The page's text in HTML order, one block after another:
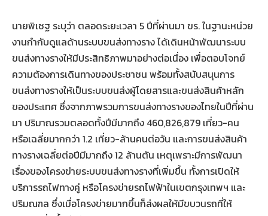
นายพิเชฐ ระบุว่า ตลอดระยะเวลา 5 ปีที่ผ่านมา ขร. ในฐานะหน่วย
งานกำกับดูแลด้านระบบขนส่งทางราง ได้เดินหน้าพัฒนาระบบ
ขนส่งทางรางให้มีประสิทธิภาพมาอย่างต่อเนื่อง เพื่อตอบโจทย์
ความต้องการเดินทางของประชาชน พร้อมทั้งสนับสนุนการ
ขนส่งทางรางให้เป็นระบบขนส่งผู้โดยสารและขนส่งสินค้าหลัก
ของประเทศ ซึ่งจากภาพรวมการขนส่งทางรางของไทยในปีที่ผ่าน
มา ปริมาณรวมตลอดทั้งปีมีมากถึง 460,826,879 เที่ยว-คน
หรือเฉลี่ยมากกว่า 1.2 เที่ยว-ล้านคนต่อวัน และการขนส่งสินค้า
ทางรางเฉลี่ยต่อปีมีมากถึง 12 ล้านตัน เหตุเพราะมีการพัฒนา
เรื่องของโครงข่ายระบบขนส่งทางรางที่เพิ่มขึ้น ทั้งการเปิดให้
บริการรถไฟทางคู่ หรือโครงข่ายรถไฟฟ้าในเขตกรุงเทพฯ และ
ปริมณฑล ซึ่งเมื่อโครงข่ายมากขึ้นก็ส่งผลให้มีขบวนรถที่ให้